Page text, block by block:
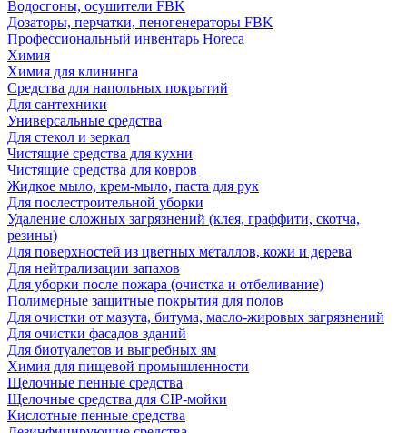
Водосгоны, осушители FBK
Дозаторы, перчатки, пеногенераторы FBK
Профессиональный инвентарь Horeca
Химия
Химия для клининга
Средства для напольных покрытий
Для сантехники
Универсальные средства
Для стекол и зеркал
Чистящие средства для кухни
Чистящие средства для ковров
Жидкое мыло, крем-мыло, паста для рук
Для послестроительной уборки
Удаление сложных загрязнений (клея, граффити, скотча,
резины)
Для поверхностей из цветных металлов, кожи и дерева
Для нейтрализации запахов
Для уборки после пожара (очистка и отбеливание)
Полимерные защитные покрытия для полов
Для очистки от мазута, битума, масло-жировых загрязнений
Для очистки фасадов зданий
Для биотуалетов и выгребных ям
Химия для пищевой промышленности
Щелочные пенные средства
Щелочные средства для CIP-мойки
Кислотные пенные средства